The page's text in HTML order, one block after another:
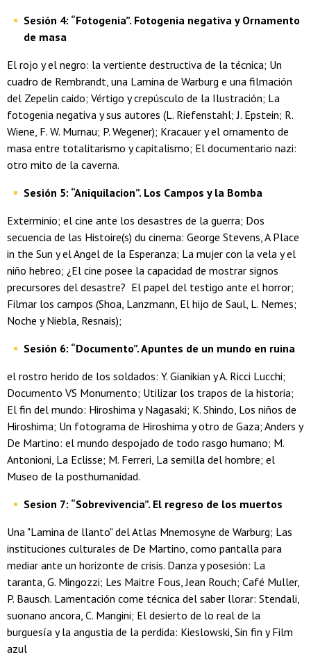
Sesión 4: “Fotogenia”. Fotogenia negativa y Ornamento
de masa
El rojo y el negro: la vertiente destructiva de la técnica; Un
cuadro de Rembrandt, una Lamina de Warburg e una filmación
del Zepelin caido; Vértigo y crepúsculo de la Ilustración; La
fotogenia negativa y sus autores (L. Riefenstahl; J. Epstein; R.
Wiene, F. W. Murnau; P. Wegener); Kracauer y el ornamento de
masa entre totalitarismo y capitalismo; El documentario nazi:
otro mito de la caverna.
Sesión 5: “Aniquilacion”. Los Campos y la Bomba
Exterminio; el cine ante los desastres de la guerra; Dos
secuencia de las Histoire(s) du cinema: George Stevens, A Place
in the Sun y el Angel de la Esperanza; La mujer con la vela y el
niño hebreo; ¿El cine posee la capacidad de mostrar signos
precursores del desastre? El papel del testigo ante el horror;
Filmar los campos (Shoa, Lanzmann, El hijo de Saul, L. Nemes;
Noche y Niebla, Resnais);
Sesión 6: “Documento”. Apuntes de un mundo en ruina
el rostro herido de los soldados: Y. Gianikian y A. Ricci Lucchi;
Documento VS Monumento; Utilizar los trapos de la historia;
El fin del mundo: Hiroshima y Nagasaki; K. Shindo, Los niños de
Hiroshima; Un fotograma de Hiroshima y otro de Gaza; Anders y
De Martino: el mundo despojado de todo rasgo humano; M.
Antonioni, La Eclisse; M. Ferreri, La semilla del hombre; el
Museo de la posthumanidad.
Sesion 7: “Sobrevivencia”. El regreso de los muertos
Una "Lamina de llanto" del Atlas Mnemosyne de Warburg; Las
instituciones culturales de De Martino, como pantalla para
mediar ante un horizonte de crisis. Danza y posesión: La
taranta, G. Mingozzi; Les Maitre Fous, Jean Rouch; Café Muller,
P. Bausch. Lamentación come técnica del saber llorar: Stendali,
suonano ancora, C. Mangini; El desierto de lo real de la
burguesía y la angustia de la perdida: Kieslowski, Sin fin y Film
azul